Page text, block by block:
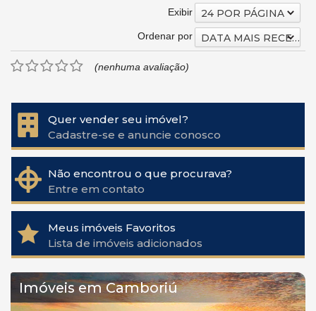
Exibir 24 POR PÁGINA
Ordenar por DATA MAIS RECENTE
(nenhuma avaliação)
Quer vender seu imóvel?
Cadastre-se e anuncie conosco
Não encontrou o que procurava?
Entre em contato
Meus imóveis Favoritos
Lista de imóveis adicionados
Imóveis em Camboriú